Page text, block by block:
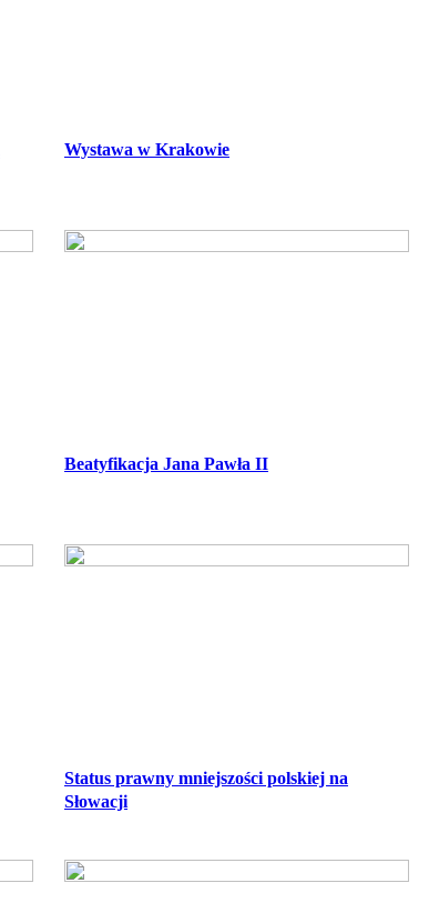
Wystawa w Krakowie
Beatyfikacja Jana Pawła II
Status prawny mniejszości polskiej na
Słowacji